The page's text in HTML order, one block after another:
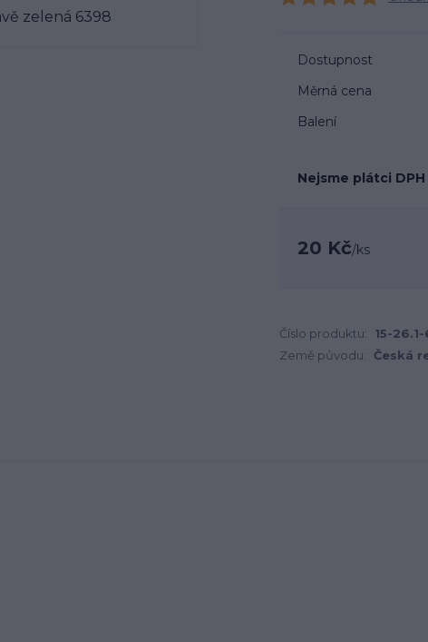
Dostupnost
Měrná cena
Balení
Nejsme plátci DPH
20 Kč/ks
Číslo produktu: 15-
Země původu:
Česká